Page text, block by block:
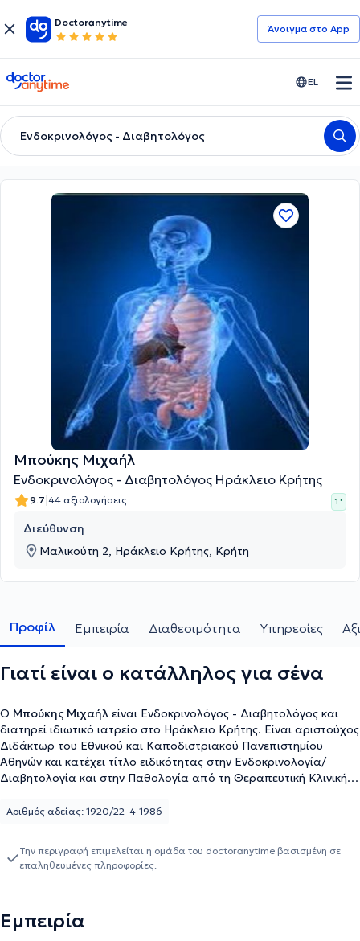
Doctoranytime
Άνοιγμα στο App
doctoranytime EL
Ενδοκρινολόγος - Διαβητολόγος
Μπούκης Μιχαήλ
Ενδοκρινολόγος - Διαβητολόγος Ηράκλειο Κρήτης
9.7|44 αξιολογήσεις 1 '
Διεύθυνση
Μαλικούτη 2, Ηράκλειο Κρήτης, Κρήτη
Προφίλ Εμπειρία Διαθεσιμότητα Υπηρεσίες
Γιατί είναι ο κατάλληλος για σένα
Ο Μπούκης Μιχαήλ είναι Ενδοκρινολόγος - Διαβητολόγος και
διατηρεί ιδιωτικό ιατρείο στο Ηράκλειο Κρήτης. Είναι αριστούχος
Διδάκτωρ του Εθνικού και Καποδιστριακού Πανεπιστημίου
Αθηνών και κατέχει τίτλο ειδικότητας στην Ενδοκρινολογία/
Διαβητολογία και στην Παθολογία από τη Θεραπευτική Κλινική
έχει υπάρξει και Ερευνητής Εταίρος στο τμήμα
του, καθώς έχει τιμηθεί με το βραβείο Θετικών Επιστημών της
Ακαδημίας Αθηνών και με το βραβείο της Ελληνικής
στο Πανεπιστήμιο Κρήτης και έχοντας διδάξει σε μεταπτυχιακούς
Αριθμός αδείας: 1920/22-4-1986
Την περιγραφή επιμελείται η ομάδα του doctoranytime βασισμένη σε
επαληθευμένες πληροφορίες.
Εμπειρία